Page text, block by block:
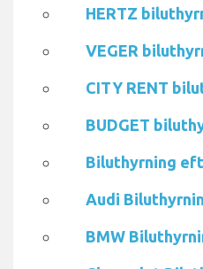
HERTZ
VEGER
CITY RENT
BUDGET
Biluthyrning
Audi
BMW